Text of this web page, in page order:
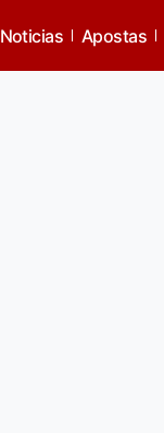
Noticias Apostas